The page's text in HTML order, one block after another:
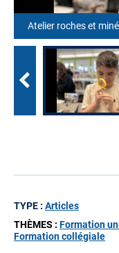
Atelier roches et
TYPE : Articles
THÈMES : Formation
Formation collégiale